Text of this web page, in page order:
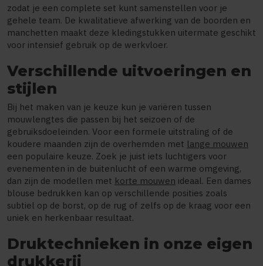
zodat je een complete set kunt samenstellen voor je
gehele team. De kwalitatieve afwerking van de boorden en
manchetten maakt deze kledingstukken uitermate geschikt
voor intensief gebruik op de werkvloer.
Verschillende uitvoeringen en
stijlen
Bij het maken van je keuze kun je variëren tussen
mouwlengtes die passen bij het seizoen of de
gebruiksdoeleinden. Voor een formele uitstraling of de
koudere maanden zijn de overhemden met lange mouwen
een populaire keuze. Zoek je juist iets luchtigers voor
evenementen in de buitenlucht of een warme omgeving,
dan zijn de modellen met korte mouwen ideaal. Een dames
blouse bedrukken kan op verschillende posities zoals
subtiel op de borst, op de rug of zelfs op de kraag voor een
uniek en herkenbaar resultaat.
Druktechnieken in onze eigen
drukkerij